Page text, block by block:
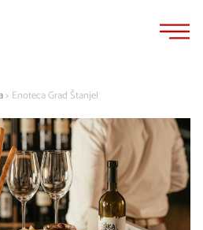
> Enoteca Grad Štanjel